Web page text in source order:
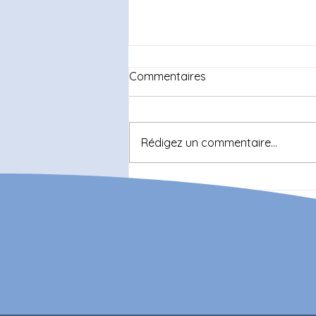
HVO ou gazole : le match
Commentaires
Rédigez un commentaire...